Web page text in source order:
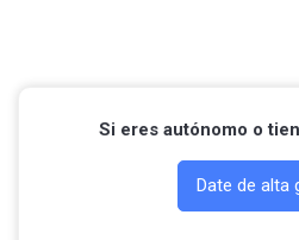
Si eres autónomo o
Date de alta